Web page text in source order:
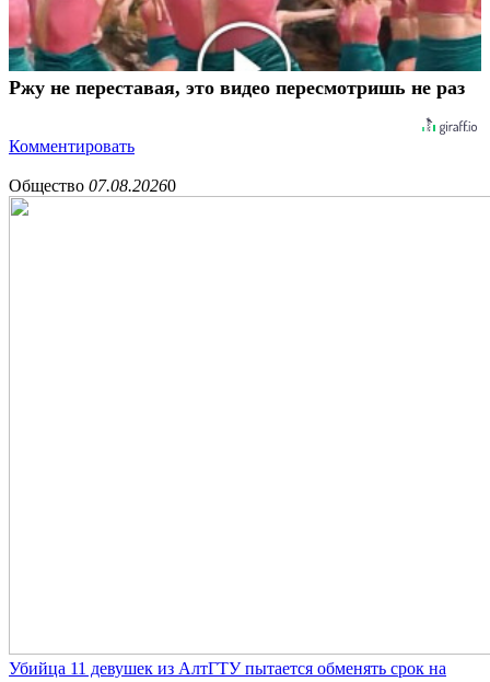
Ржу не переставая, это видео пересмотришь не раз
Комментировать
Общество 07.08.20260
Убийца 11 девушек из АлтГТУ пытается обменять срок на